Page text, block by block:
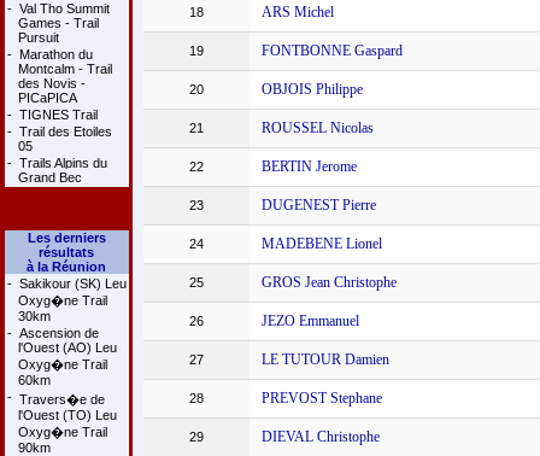
- Val Tho Summit
Games - Trail
Pursuit
- Marathon du
Montcalm - Trail
des Novis -
PICaPICA
- TIGNES Trail
- Trail des Etoiles
05
- Trails Alpins du
Grand Bec
Les derniers
résultats
à la Réunion
- Sakikour (SK) Leu
Oxyg�ne Trail
30km
- Ascension de
l'Ouest (AO) Leu
Oxyg�ne Trail
60km
- Travers�e de
l'Ouest (TO) Leu
Oxyg�ne Trail
90km
18 ARS Michel
19 FONTBONNE Gaspard
20 OBJOIS Philippe
21 ROUSSEL Nicolas
22 BERTIN Jerome
23 DUGENEST Pierre
24 MADEBENE Lionel
25 GROS Jean Christophe
26 JEZO Emmanuel
27 LE TUTOUR Damien
28 PREVOST Stephane
29 DIEVAL Christophe